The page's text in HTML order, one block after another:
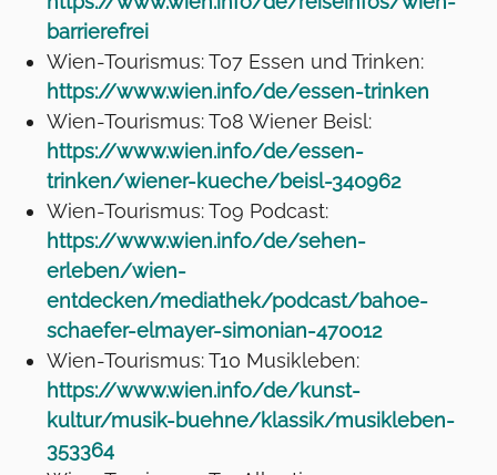
barrierefrei
Wien-Tourismus: T07 Essen und Trinken:
https://www.wien.info/de/essen-trinken
Wien-Tourismus: T08 Wiener Beisl:
https://www.wien.info/de/essen-
trinken/wiener-kueche/beisl-340962
Wien-Tourismus: T09 Podcast:
https://www.wien.info/de/sehen-
erleben/wien-
entdecken/mediathek/podcast/bahoe-
schaefer-elmayer-simonian-470012
Wien-Tourismus: T10 Musikleben:
https://www.wien.info/de/kunst-
kultur/musik-buehne/klassik/musikleben-
353364